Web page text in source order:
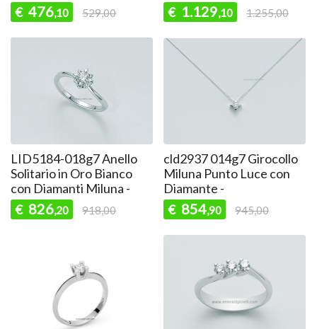
€ 476,10 529,00
€ 1.129,10 1.255,00
LID5184-018g7 Anello
Solitario in Oro Bianco
con Diamanti Miluna -
€ 826,20 918,00
cld2937 014g7 Girocollo
Miluna Punto Luce con
Diamante -
€ 854,90 945,00